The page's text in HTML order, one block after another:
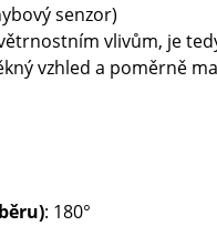
senzor)
vlivům, je
vzhled a poměrně
: 180°